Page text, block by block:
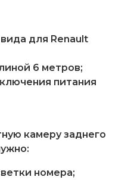
для Renault
6 метров;
питания
камеру заднего
номера;